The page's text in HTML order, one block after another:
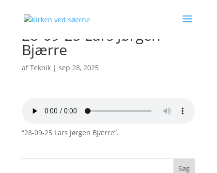
28-09-25 Lars Jørgen
Bjærre
afTeknik| sep 28, 2025
“28-09-25 Lars Jørgen Bjærre”.